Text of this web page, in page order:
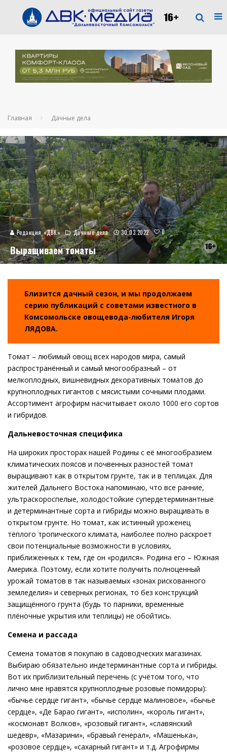
Главная Дачные дела
Редакция «ДВК» Дачные дела 30.03.2022 0
Выращиваем томаты
Близится дачный сезон, и мы продолжаем
серию публикаций с советами известного в
Комсомольске овощевода-любителя Игоря
ЛЯДОВА.
Томат – любимый овощ всех народов мира, самый
распространённый и самый многообразный – от
мелкоплодных, вишневидных декоративных томатов до
крупноплодных гигантов с мясистыми сочными плодами.
Ассортимент агрофирм насчитывает около 1000 его сортов
и гибридов.
Дальневосточная специфика
На широких просторах нашей Родины с её многообразием
климатических поясов и почвенных разностей томат
выращивают как в открытом грунте, так и в теплицах. Для
жителей Дальнего Востока напоминаю, что все ранние,
ультраскороспелые, холодостойкие супердетерминантные
и детерминантные сорта и гибриды можно выращивать в
открытом грунте. Но томат, как истинный уроженец
тёплого тропического климата, наиболее полно раскроет
свои потенциальные возможности в условиях,
приближенных к тем, где он «родился». Родина его – Южная
Америка. Поэтому, если хотите получить полноценный
урожай томатов в так называемых «зонах рискованного
земледелия» и северных регионах, то без конструкций
защищённого грунта (будь то парники, временные
плёночные укрытия или теплицы) не обойтись.
Семена и рассада
Семена томатов я покупаю в садоводческих магазинах.
Выбираю обязательно индетерминантные сорта и гибриды.
Вот их приблизительный перечень (с учётом того, что
лично мне нравятся крупноплодные розовые помидоры):
«бычье сердце гигант», «бычье сердце малиновое», «бычье
сердце», «Де Барао гигант», «исполин», «король гигант»,
«космонавт Волков», «розовый гигант», «славянский
шедевр», «Мазарини», «бравый генерал», «Машенька»,
«розовое сердце», «сахарный гигант» и т.д. Агрофирмы